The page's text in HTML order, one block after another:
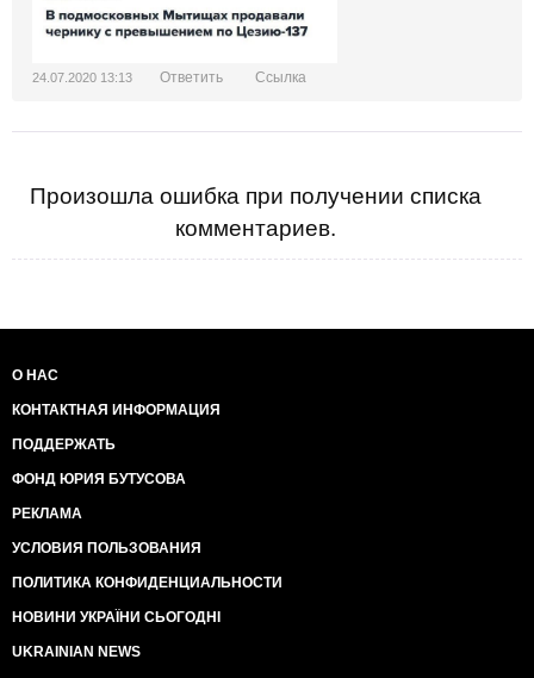
24.07.2020 13:13 Ответить Ссылка
Произошла ошибка при получении списка
комментариев.
О НАС
КОНТАКТНАЯ ИНФОРМАЦИЯ
ПОДДЕРЖАТЬ
ФОНД ЮРИЯ БУТУСОВА
РЕКЛАМА
УСЛОВИЯ ПОЛЬЗОВАНИЯ
ПОЛИТИКА КОНФИДЕНЦИАЛЬНОСТИ
НОВИНИ УКРАЇНИ СЬОГОДНІ
UKRAINIAN NEWS